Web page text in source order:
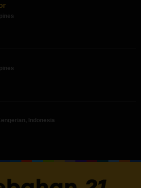
, Indonesia